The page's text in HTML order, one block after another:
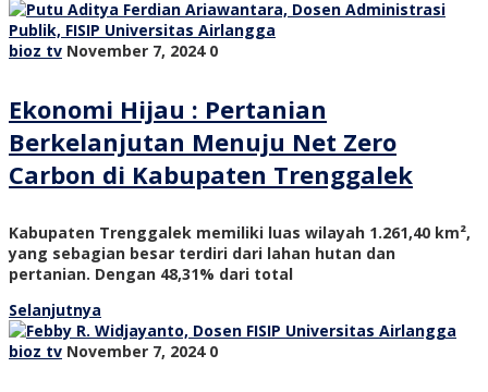
bioz tv November 7, 2024 0
Ekonomi Hijau : Pertanian
Berkelanjutan Menuju Net Zero
Carbon di Kabupaten Trenggalek
Kabupaten Trenggalek memiliki luas wilayah 1.261,40 km²,
yang sebagian besar terdiri dari lahan hutan dan
pertanian. Dengan 48,31% dari total
Selanjutnya
bioz tv November 7, 2024 0